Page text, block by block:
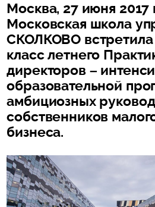
Москва, 27 июня 2017
Московская школа
СКОЛКОВО встретила
класс летнего
директоров –
образовательной
амбициозных
собственников
бизнеса.